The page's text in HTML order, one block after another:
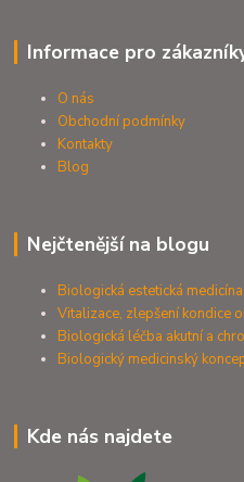
Informace pro
O nás
Obchodní podmínky
Kontakty
Blog
Nejčtenější na blogu
Biologická estetická medicína
Vitalizace, zlepšení kondice
Biologická léčba akutní a
Biologický medicinský
Kde nás najdete